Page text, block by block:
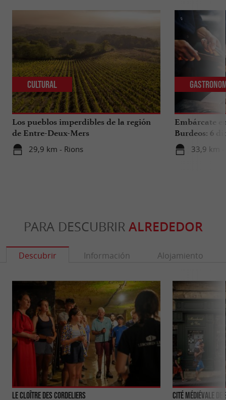
Los pueblos imperdibles de la región
de Entre-Deux-Mers
29,9 km - Rions
Cultural
Embárcate
Burdeos: 6
33,9 km
PARA DESCUBRIR ALREDEDOR
Descubrir Información Alojamiento
Le Cloître des Cordeliers Cité médiévale